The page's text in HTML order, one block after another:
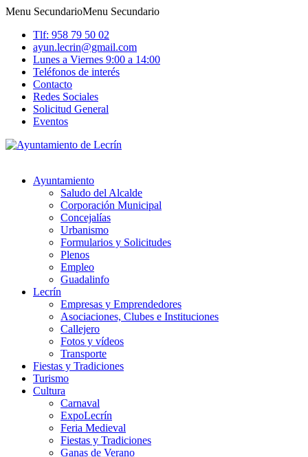
Menu SecundarioMenu Secundario
Tlf: 958 79 50 02
ayun.lecrin@gmail.com
Lunes a Viernes 9:00 a 14:00
Teléfonos de interés
Contacto
Redes Sociales
Solicitud General
Eventos
Ayuntamiento
Saludo del Alcalde
Corporación Municipal
Concejalías
Urbanismo
Formularios y Solicitudes
Plenos
Empleo
Guadalinfo
Lecrín
Empresas y Emprendedores
Asociaciones, Clubes e Instituciones
Callejero
Fotos y vídeos
Transporte
Fiestas y Tradiciones
Turismo
Cultura
Carnaval
ExpoLecrín
Feria Medieval
Fiestas y Tradiciones
Ganas de Verano